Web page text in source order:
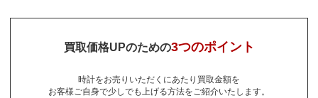
買取価格UPのための3つのポイント
時計をお売りいただくにあたり買取金額を
お客様ご自身で少しでも上げる方法をご紹介いたします。